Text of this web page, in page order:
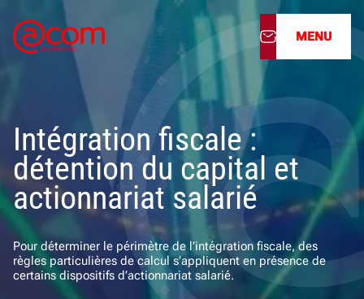
À propos
Nos services
Nos cabinets
Nos filiales
Actualités
MENU
Intégration fiscale :
détention du capital et
actionnariat salarié
Pour déterminer le périmètre de l’intégration fiscale, des
règles particulières de calcul s’appliquent en présence de
certains dispositifs d’actionnariat salarié.